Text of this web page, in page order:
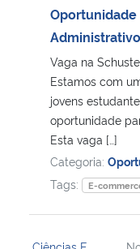
Vaga na
Estamos com
jovens
oportunidade
Esta vaga […]
Categoria:
Tags:
E-
Ciências E